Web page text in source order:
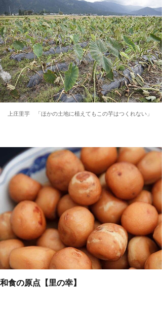
上庄里芋 「ほかの土地に植えてもこの芋はつくれない」
和食の原点【里の幸】